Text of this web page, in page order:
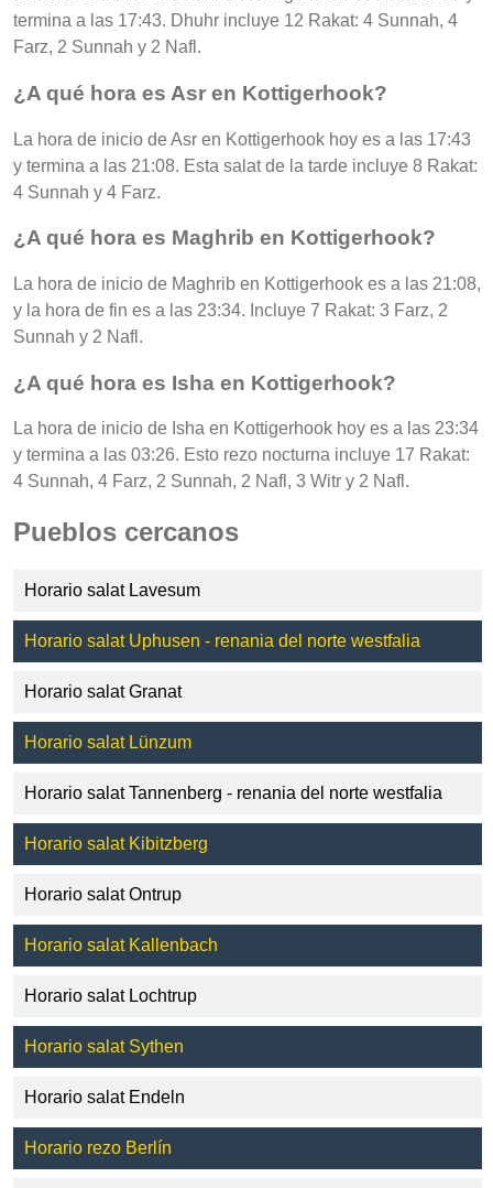
termina a las 17:43. Dhuhr incluye 12 Rakat: 4 Sunnah, 4
Farz, 2 Sunnah y 2 Nafl.
¿A qué hora es Asr en Kottigerhook?
La hora de inicio de Asr en Kottigerhook hoy es a las 17:43
y termina a las 21:08. Esta salat de la tarde incluye 8 Rakat:
4 Sunnah y 4 Farz.
¿A qué hora es Maghrib en Kottigerhook?
La hora de inicio de Maghrib en Kottigerhook es a las 21:08,
y la hora de fin es a las 23:34. Incluye 7 Rakat: 3 Farz, 2
Sunnah y 2 Nafl.
¿A qué hora es Isha en Kottigerhook?
La hora de inicio de Isha en Kottigerhook hoy es a las 23:34
y termina a las 03:26. Esto rezo nocturna incluye 17 Rakat:
4 Sunnah, 4 Farz, 2 Sunnah, 2 Nafl, 3 Witr y 2 Nafl.
Pueblos cercanos
Horario salat Lavesum
Horario salat Uphusen - renania del norte westfalia
Horario salat Granat
Horario salat Lünzum
Horario salat Tannenberg - renania del norte westfalia
Horario salat Kibitzberg
Horario salat Ontrup
Horario salat Kallenbach
Horario salat Lochtrup
Horario salat Sythen
Horario salat Endeln
Horario rezo Berlín